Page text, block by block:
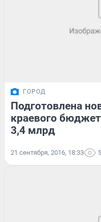
ГОРОД
Подготовлена
краевого
3,4 млрд
21 сентября, 2016, 18:33